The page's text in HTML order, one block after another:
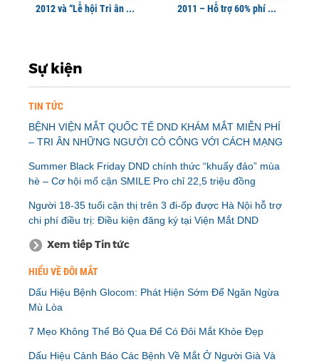
2012 và “Lễ hội Tri ân ...
2011 – Hỗ trợ 60% phí ...
Sự kiện
TIN TỨC
BỆNH VIỆN MẮT QUỐC TẾ DND KHÁM MẮT MIỄN PHÍ
– TRI ÂN NHỮNG NGƯỜI CÓ CÔNG VỚI CÁCH MẠNG
Summer Black Friday DND chính thức “khuấy đảo” mùa
hè – Cơ hội mổ cận SMILE Pro chỉ 22,5 triệu đồng
Người 18-35 tuổi cận thị trên 3 đi-ốp được Hà Nội hỗ trợ
chi phí điều trị: Điều kiện đăng ký tại Viện Mắt DND
Xem tiếp Tin tức
HIỂU VỀ ĐÔI MẮT
Dấu Hiệu Bệnh Glocom: Phát Hiện Sớm Để Ngăn Ngừa
Mù Lòa
7 Mẹo Không Thể Bỏ Qua Để Có Đôi Mắt Khỏe Đẹp
Dấu Hiệu Cảnh Báo Các Bệnh Về Mắt Ở Người Già Và